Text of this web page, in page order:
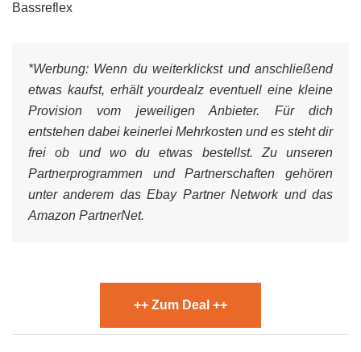
Bassreflex
*Werbung: Wenn du weiterklickst und anschließend
etwas kaufst, erhält yourdealz eventuell eine kleine
Provision vom jeweiligen Anbieter. Für dich
entstehen dabei keinerlei Mehrkosten und es steht dir
frei ob und wo du etwas bestellst. Zu unseren
Partnerprogrammen und Partnerschaften gehören
unter anderem das Ebay Partner Network und das
Amazon PartnerNet.
++ Zum Deal ++